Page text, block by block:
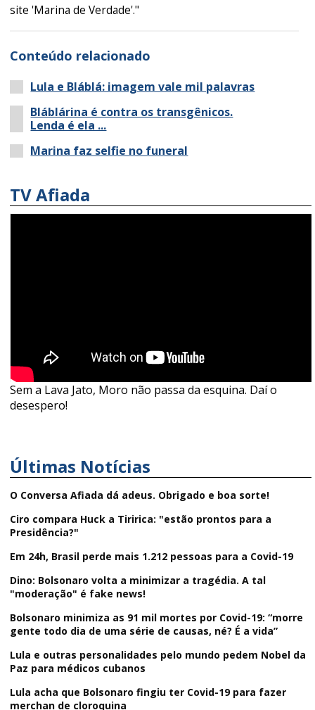
site 'Marina de Verdade'."
Conteúdo relacionado
Lula e Bláblá: imagem vale mil palavras
Bláblárina é contra os transgênicos.
Lenda é ela ...
Marina faz selfie no funeral
TV Afiada
Sem a Lava Jato, Moro não passa da esquina. Daí o
desespero!
Últimas Notícias
O Conversa Afiada dá adeus. Obrigado e boa sorte!
Ciro compara Huck a Tiririca: "estão prontos para a
Presidência?"
Em 24h, Brasil perde mais 1.212 pessoas para a Covid-19
Dino: Bolsonaro volta a minimizar a tragédia. A tal
"moderação" é fake news!
Bolsonaro minimiza as 91 mil mortes por Covid-19: “morre
gente todo dia de uma série de causas, né? É a vida”
Lula e outras personalidades pelo mundo pedem Nobel da
Paz para médicos cubanos
Lula acha que Bolsonaro fingiu ter Covid-19 para fazer
merchan de cloroquina